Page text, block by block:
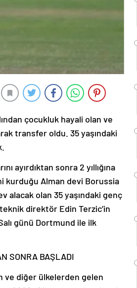
çocukluk hayali olan ve
transfer oldu. 35 yaşındaki
ayırdıktan sonra 2 yıllığına
kurduğu Alman devi Borussia
alacak olan 35 yaşındaki genç
direktör Edin Terzic’in
günü Dortmund ile ilk
SONRA BAŞLADI
ve diğer ülkelerden gelen